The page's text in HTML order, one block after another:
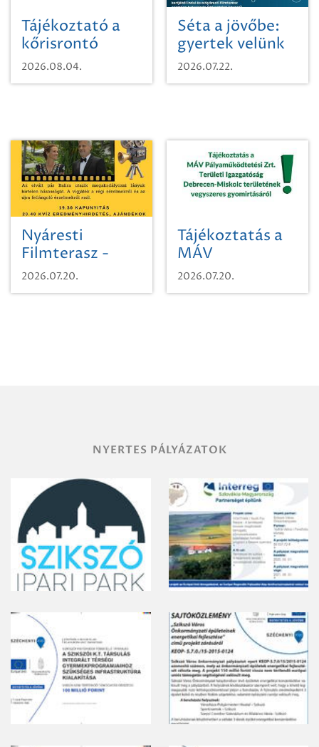
Tájékoztató a
kőrisrontó
karcsúdíszbogárról
2026.08.04.
Séta a jövőbe:
gyertek velünk
egy városi
időutazásra!
2026.07.22.
Nyáresti
Filmterasz -
Beugró a
Paradicsomba
2026.07.20.
Tájékoztatás a
MÁV
Pályaműködtetési
Zrt. Területi
2026.07.20.
NYERTES PÁLYÁZATOK